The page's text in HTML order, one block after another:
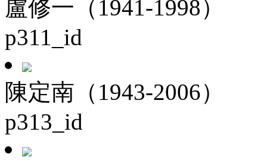
盧修一（1941-1998）
p311_id
陳定南（1943-2006）
p313_id